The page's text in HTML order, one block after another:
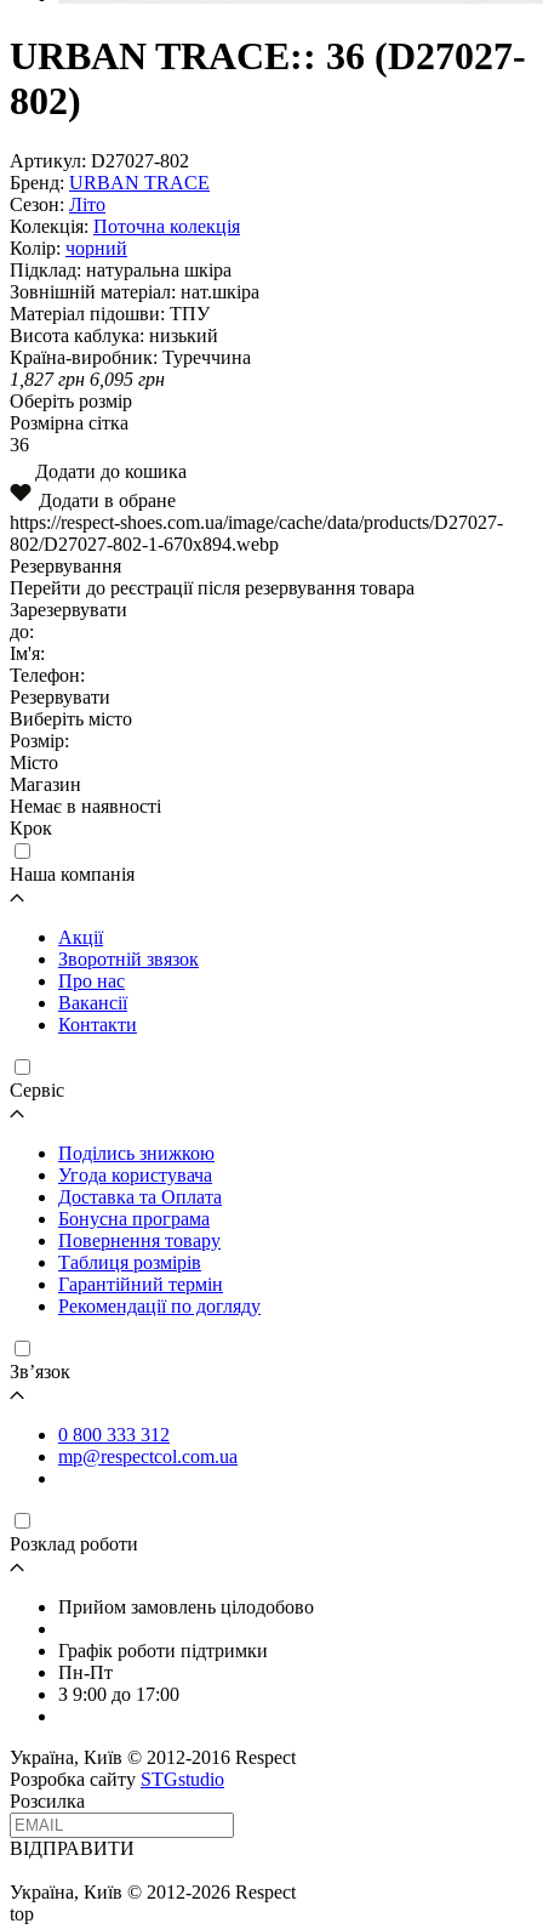
URBAN TRACE:: 36 (D27027-
802)
Артикул: D27027-802
Бренд: URBAN TRACE
Сезон: Літо
Колекція: Поточна колекція
Колір: чорний
Підклад: натуральна шкiра
Зовнішній матеріал: нат.шкіра
Матеріал підошви: ТПУ
Висота каблука: низький
Країна-виробник: Туреччина
1,827грн 6,095 грн
Оберіть розмір
Розмірна сітка
36
Додати до кошика
Додати в обране
https://respect-shoes.com.ua/image/cache/data/products/D27027-
802/D27027-802-1-670x894.webp
Резервування
Перейти до реєстрації після резервування товара
Зарезервувати
до:
Ім'я:
Телефон:
Резервувати
Виберіть місто
Розмір:
Місто
Магазин
Немає в наявності
Крок
Наша компанія
Акції
Зворотній звязок
Про нас
Вакансії
Контакти
Cервіс
Поділись знижкою
Угода користувача
Доставка та Оплата
Бонусна програма
Повернення товару
Таблиця розмірів
Гарантійний термін
Рекомендації по догляду
Зв’язок
0 800 333 312
mp@respectcol.com.ua
Розклад роботи
Прийом замовлень цілодобово
Графік роботи підтримки
Пн-Пт
З 9:00 до 17:00
Україна, Київ © 2012-2016 Respect
Розробка сайту STGstudio
Розсилка
ВІДПРАВИТИ
Україна, Київ © 2012-2026 Respect
top